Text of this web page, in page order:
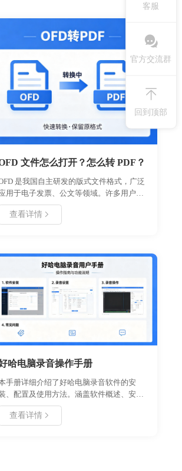
文件怎么打开？怎么转 PDF？
是我国自主研发的版式文件格式，广泛
用于电子发票、公文等领域。许多用户在
到 OFD 文件后，常遇到无法打开或需要转
换为 PDF 的问题。本文将详细介绍 OFD 文
注意事项，帮助用户高效处理此类文件，
确保文档查看与归档的便利性。
查看详情
哈电脑录音操作手册
手册详细介绍了好哈电脑录音软件的安
、配置及使用方法。涵盖软件概述、安装
载步骤、首次使用指南、核心功能说明、
详细操作教程以及常见问题解决方案。旨在
查看详情
客服
官方交流群
回到顶部